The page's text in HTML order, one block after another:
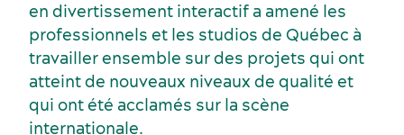
en divertissement interactif a amené les
professionnels et les studios de Québec à
travailler ensemble sur des projets qui ont
atteint de nouveaux niveaux de qualité et
qui ont été acclamés sur la scène
internationale.